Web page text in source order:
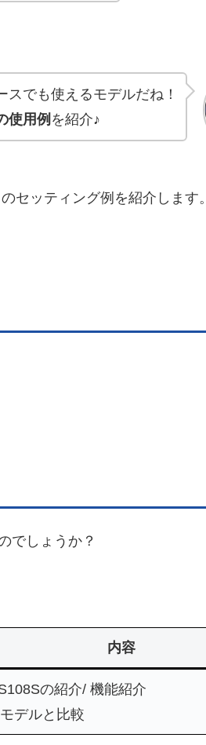
スでも使えるモデルだね！
使用例 を紹介♪
セッティング例を紹介します。
でしょうか？
内容
の紹介/ 機能紹介
モデルと比較